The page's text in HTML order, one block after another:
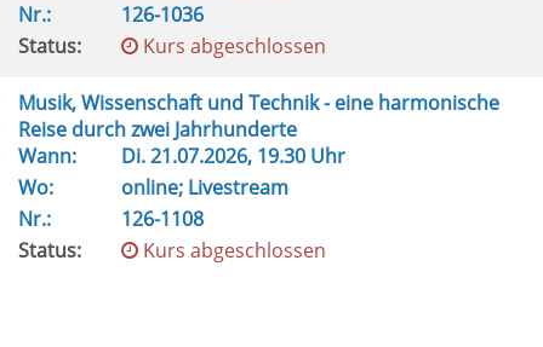
Nr.:
126-1036
Status:
Kurs abgeschlossen
Musik, Wissenschaft und Technik - eine harmonische
Reise durch zwei Jahrhunderte
Wann:
Di.21.07.2026, 19.30 Uhr
Wo:
online; Livestream
Nr.:
126-1108
Status:
Kurs abgeschlossen